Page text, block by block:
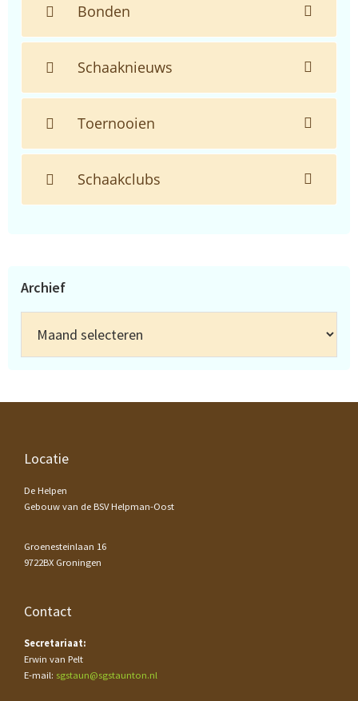
Bonden
Schaaknieuws
Toernooien
Schaakclubs
Archief
Footer
Locatie
De Helpen
Gebouw van de BSV Helpman-Oost
Groenesteinlaan 16
9722BX Groningen
Contact
Secretariaat:
Erwin van Pelt
E-mail: sgstaun@sgstaunton.nl